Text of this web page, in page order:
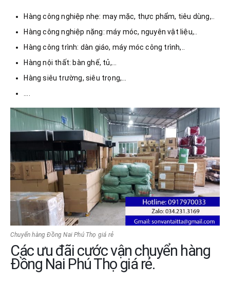
Hàng công nghiệp nhẹ: may mặc, thực phẩm, tiêu dùng,..
Hàng công nghiệp nặng: máy móc, nguyên vật liệu,..
Hàng công trình: dàn giáo, máy móc công trình,..
Hàng nội thất: bàn ghế, tủ,…
Hàng siêu trường, siêu trọng,…
….
Chuyển hàng Đồng Nai Phú Thọ giá rẻ
Các ưu đãi cước vận chuyển hàng
Đồng Nai Phú Thọ giá rẻ.